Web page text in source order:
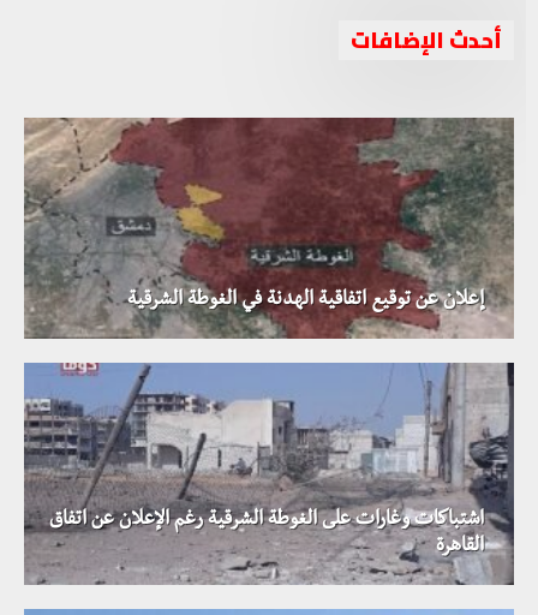
أحدث الإضافات
اهتمام إعلامي كبير بإنجاز اتفاق الهدنة في الغوطة الشرقية
إعلان عن توقيع اتفاقية الهدنة في الغوطة الشرقية
اشتباكات وغارات على الغوطة الشرقية رغم الإعلان عن اتفاق
القاهرة